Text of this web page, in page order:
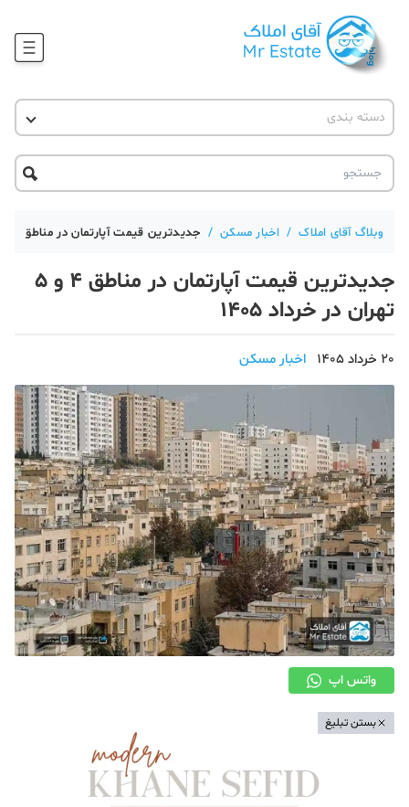
آموزش املاک
حقوقی
آکادمی
دسته بندی
آقای مشاور املاک
آکادمی آقای املاک
آموزش املاک
آموزش پلتفرم آقای املاک
تحلیل مسکن
دکوراسیون
صنعت ساختمان
محله گردی
معماری
ملکی
همایش و نمایشگاه
وبلاگ آقای املاک / اخبار مسکن / جدیدترین قیمت آپارتمان در مناطق ۴ و ۵ تهران در خرداد 1405
جدیدترین قیمت آپارتمان در مناطق ۴ و ۵
تهران در خرداد 1405
20 خرداد 1405 اخبار مسکن
واتس اپ
بستن تبلیغ